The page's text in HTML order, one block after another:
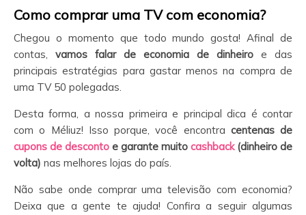
Como comprar uma TV com economia?
Chegou o momento que todo mundo gosta! Afinal de
contas, vamos falar de economia de dinheiro e das
principais estratégias para gastar menos na compra de
uma TV 50 polegadas.
Desta forma, a nossa primeira e principal dica é contar
com o Méliuz! Isso porque, você encontra centenas de
cupons de desconto e garante muito cashback(dinheiro de
volta) nas melhores lojas do país.
Não sabe onde comprar uma televisão com economia?
Deixa que a gente te ajuda! Confira a seguir algumas